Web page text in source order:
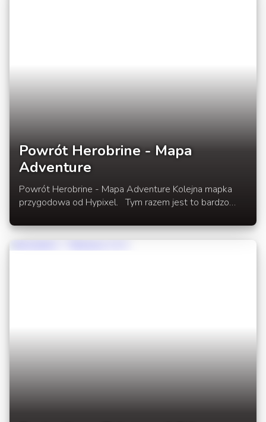
Powrót Herobrine - Mapa
Adventure
Powrót Herobrine - Mapa Adventure Kolejna mapka
przygodowa od Hypixel. Tym razem jest to bardzo
toczyć walkę z Herobrine. Mapa opracowana jest dla 1
do 3 graczy. Powrót Herobrine jest kontunuacją
mapy Herobrine's Mansion W rozwinięciu newsa link